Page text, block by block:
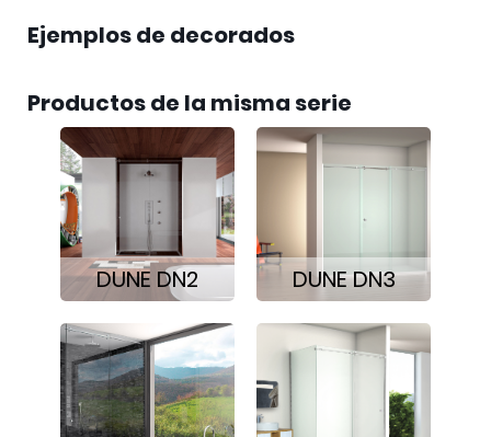
Ejemplos de decorados
Productos de la misma serie
DUNE DN2 DUNE DN3